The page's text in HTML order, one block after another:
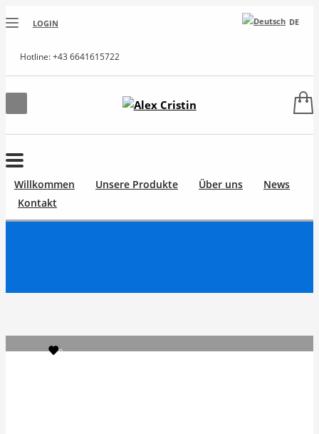
LOGIN
Hotline: +43 6641615722
DE
Willkommen Unsere Produkte Über uns
News
Kontakt
0